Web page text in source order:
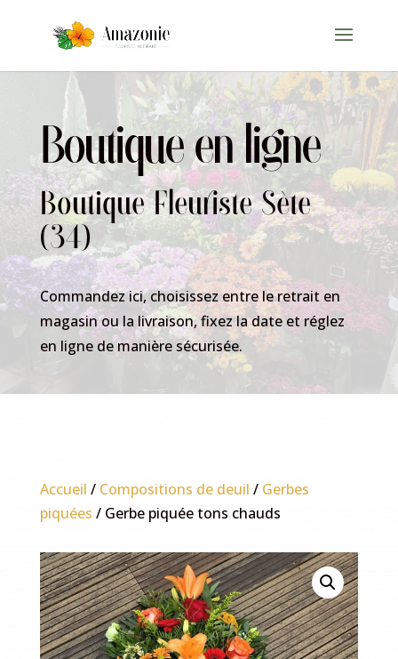
Boutique en ligne
Boutique Fleuriste Sète
(34)
Commandez ici, choisissez entre le retrait en
magasin ou la livraison, fixez la date et réglez
en ligne de manière sécurisée.
Accueil / Compositions de deuil / Gerbes
piquées / Gerbe piquée tons chauds